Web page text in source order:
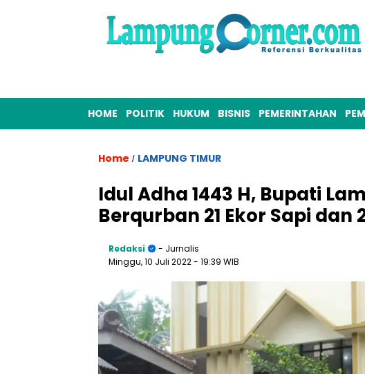
HOME POLITIK HUKUM BISNIS PEMERINTAHAN
Home / LAMPUNG TIMUR
Idul Adha 1443 H, Bupati
Berqurban 21 Ekor Sapi dan
Redaksi
- Jurnalis
Minggu, 10 Juli 2022- 19:39 WIB